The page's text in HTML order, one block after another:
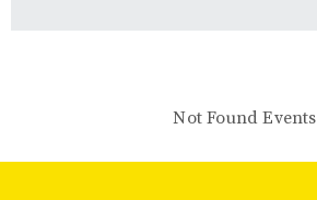
Not Found Events